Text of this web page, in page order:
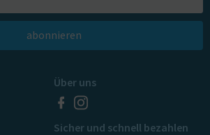
abonnieren
Über uns
Sicher und schnell bezahlen